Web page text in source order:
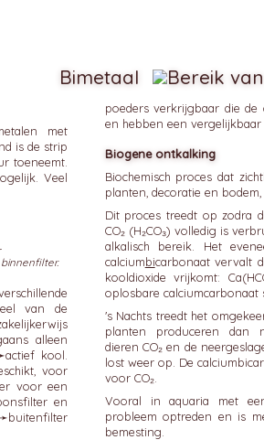
Bimetaal
met
is de strip
toeneemt.
Veel
van de
alleen
actief kool
voor
voor een
en
buitenfilter
poeders verkrijgbaar die
en hebben een
Biogene ontkalking
Biochemisch proces dat
planten, decoratie en
Dit proces treedt op zodra
CO₂ (H₂CO₃) volledig is
alkalisch bereik. Het
calciumbicarbonaat vervalt
kooldioxide vrijkomt:
oplosbare calciumcarbonaat
's Nachts treedt het
planten produceren dan
dieren CO₂ en de
lost weer op. De
voor CO₂.
Vooral in aquaria met
probleem optreden en is
bemesting